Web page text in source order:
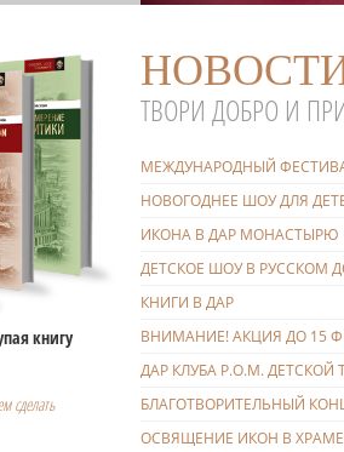
книгу
сделать
ТВОРИ ДОБРО И
МЕЖДУНАРОДНЫЙ
НОВОГОДНЕЕ ШОУ ДЛЯ
ИКОНА В ДАР МОНАСТЫРЮ
ДЕТСКОЕ ШОУ В РУССКОМ
КНИГИ В ДАР
ВНИМАНИЕ! АКЦИЯ ДО 15
ДАР КЛУБА Р.О.М.
БЛАГОТВОРИТЕЛЬНЫЙ
ОСВЯЩЕНИЕ ИКОН В